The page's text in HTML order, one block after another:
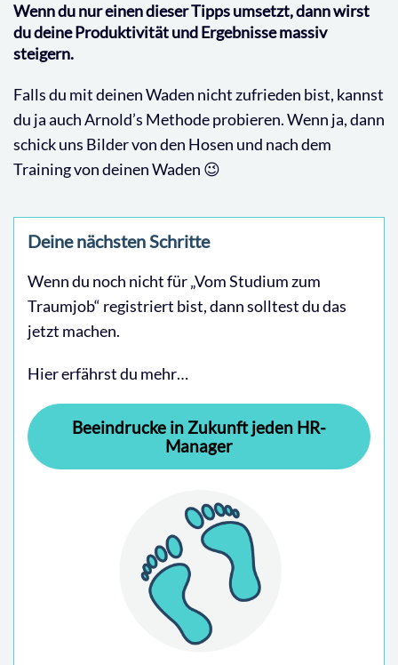
Wenn du nur einen dieser Tipps umsetzt, dann wirst
du deine Produktivität und Ergebnisse massiv
steigern.
Falls du mit deinen Waden nicht zufrieden bist, kannst
du ja auch Arnold’s Methode probieren.Wenn ja, dann
schick uns Bilder von den Hosen und nach dem
Training von deinen Waden 😉
Deine nächsten Schritte
Wenn du noch nicht für „Vom Studium zum
Traumjob“ registriert bist, dann solltest du das
jetzt machen.
Hier erfährst du mehr…
Beeindrucke in Zukunft jeden HR-
Manager